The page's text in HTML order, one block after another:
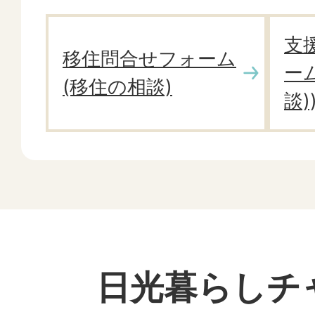
2026年06月18日
日光暮らしセミナー「移住×
クを【アーカイブ】にアッ
2026年06月08日
2026年05月26日
移住者インタビューを更新
移住問合せフォーム
(移住の相談)
支
ー
談
日光暮らしチ